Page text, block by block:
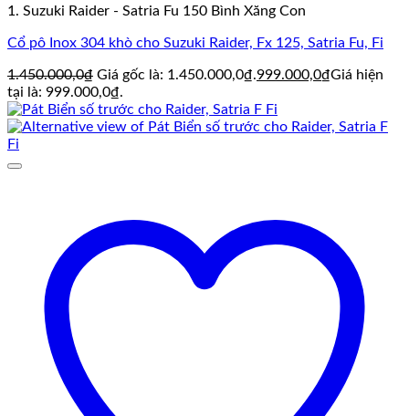
1. Suzuki Raider - Satria Fu 150 Bình Xăng Con
Cổ pô Inox 304 khò cho Suzuki Raider, Fx 125, Satria Fu, Fi
1.450.000,0₫ Giá gốc là: 1.450.000,0₫.999.000,0₫Giá hiện
tại là: 999.000,0₫.